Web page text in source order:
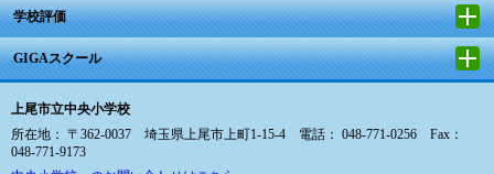
学校評価
GIGAスクール
上尾市立中央小学校
所在地： 〒362-0037 埼玉県上尾市上町1-15-4 電話： 048-771-0256 Fax：
048-771-9173